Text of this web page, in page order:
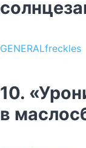
GENERALfreckles
10.
в